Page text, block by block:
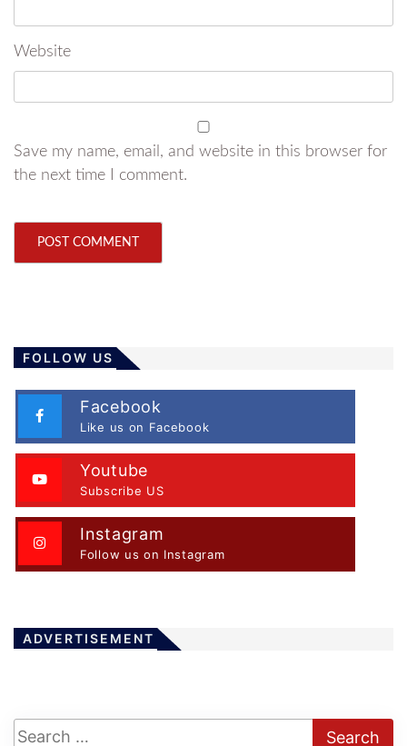
Website
Save my name, email, and website in this browser for
the next time I comment.
FOLLOW US
Facebook
Like us on Facebook
Youtube
Subscribe US
Instagram
Follow us on Instagram
ADVERTISEMENT